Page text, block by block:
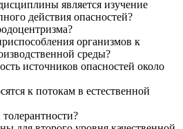
является изучение
действия опасностей?
организмов к
среды?
источников опасностей около
к потокам в естественной